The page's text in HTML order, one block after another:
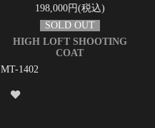
198,000円(税込)
HIGH LOFT SHOOTING
COAT
MT-1402